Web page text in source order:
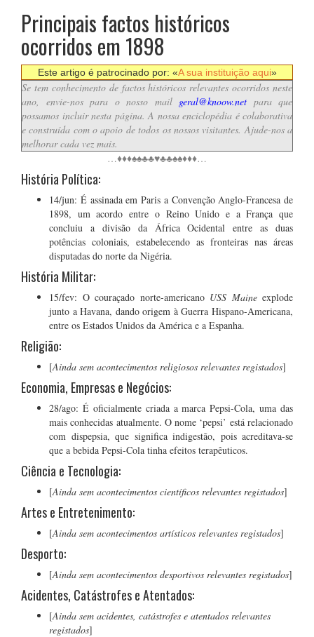
Principais factos históricos
ocorridos em 1898
Este artigo é patrocinado por: «A sua instituição aqui»
Se tem conhecimento de factos históricos relevantes ocorridos neste
ano, envie-nos para o nosso mail geral@knoow.net para que
possamos incluir nesta página. A nossa enciclopédia é colaborativa
e construída com o apoio de todos os nossos visitantes. Ajude-nos a
melhorar cada vez mais.
…♦♦♦♠♠♣♣♥♣♣♠♠♦♦♦…
História Política:
14/jun: É assinada em Paris a Convenção Anglo-Francesa de
1898, um acordo entre o Reino Unido e a França que
concluiu a divisão da África Ocidental entre as duas
potências coloniais, estabelecendo as fronteiras nas áreas
disputadas do norte da Nigéria.
História Militar:
15/fev: O couraçado norte-americano USS Maineexplode
junto a Havana, dando origem à Guerra Hispano-Americana,
entre os Estados Unidos da América e a Espanha.
Religião:
[Ainda sem acontecimentos religiosos relevantes registados]
Economia, Empresas e Negócios:
28/ago: É oficialmente criada a marca Pepsi-Cola, uma das
mais conhecidas atualmente. O nome ‘pepsi’ está relacionado
com dispepsia, que significa indigestão, pois acreditava-se
que a bebida Pepsi-Cola tinha efeitos terapêuticos.
Ciência e Tecnologia:
[Ainda sem acontecimentos científicos relevantes registados]
Artes e Entretenimento:
[Ainda sem acontecimentos artísticos relevantes registados]
Desporto:
[Ainda sem acontecimentos desportivos relevantes registados]
Acidentes, Catástrofes e Atentados:
[Ainda sem acidentes, catástrofes e atentados relevantes
registados]